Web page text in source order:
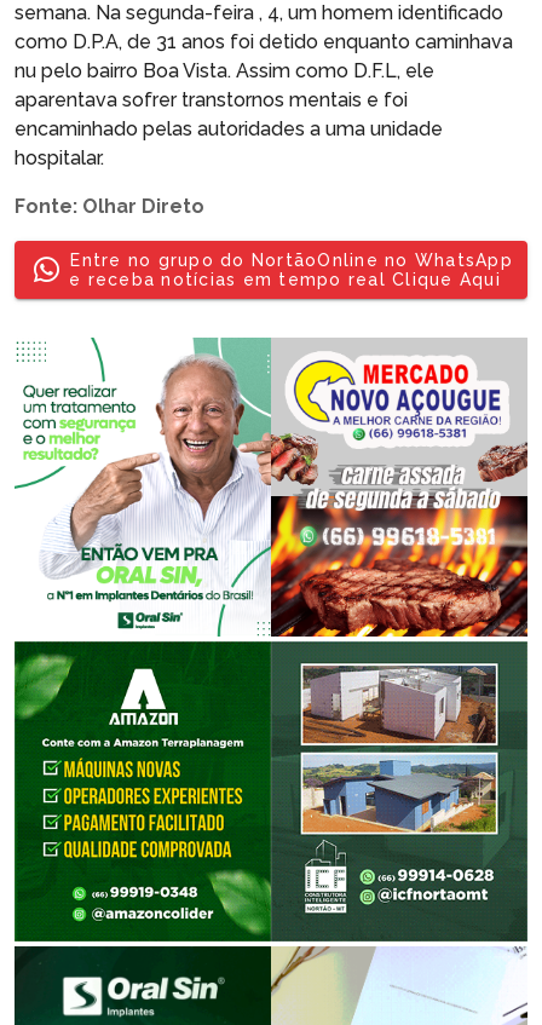
semana. Na segunda-feira , 4, um homem identificado
como D.P.A, de 31 anos foi detido enquanto caminhava
nu pelo bairro Boa Vista. Assim como D.F.L, ele
aparentava sofrer transtornos mentais e foi
encaminhado pelas autoridades a uma unidade
hospitalar.
Fonte: Olhar Direto
Entre no grupo do NortãoOnline no WhatsApp
e receba notícias em tempo real Clique Aqui